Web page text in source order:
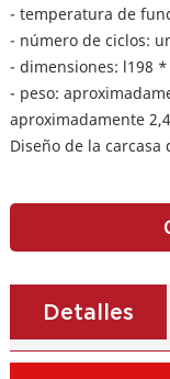
- temperatura de
- número de ciclos:
- dimensiones: l198
- peso:
aproximadamente
Diseño de la carcasa
Detalles